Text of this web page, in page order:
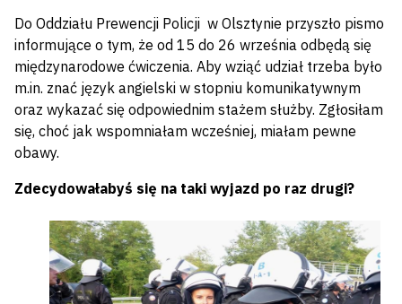
Do Oddziału Prewencji Policji w Olsztynie przyszło pismo
informujące o tym, że od 15 do 26 września odbędą się
międzynarodowe ćwiczenia. Aby wziąć udział trzeba było
m.in. znać język angielski w stopniu komunikatywnym
oraz wykazać się odpowiednim stażem służby. Zgłosiłam
się, choć jak wspomniałam wcześniej, miałam pewne
obawy.
Zdecydowałabyś się na taki wyjazd po raz drugi?